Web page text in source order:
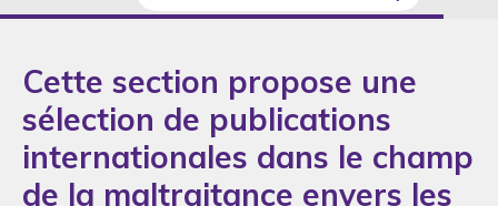
Cette section propose une
sélection de publications
internationales dans le champ
de la maltraitance envers les